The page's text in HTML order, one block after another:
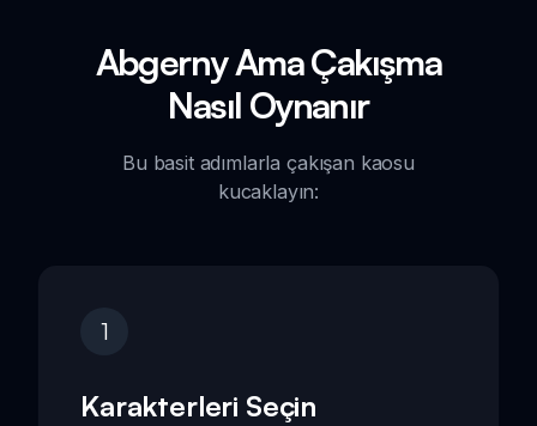
Abgerny Ama Çakışma
Nasıl Oynanır
Bu basit adımlarla çakışan kaosu
kucaklayın:
1
Karakterleri Seçin